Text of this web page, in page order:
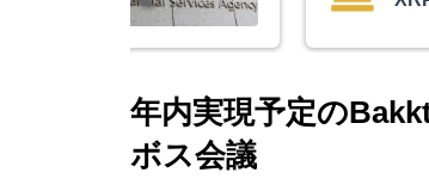
プトクアント
年内実現予定の
ボス会議